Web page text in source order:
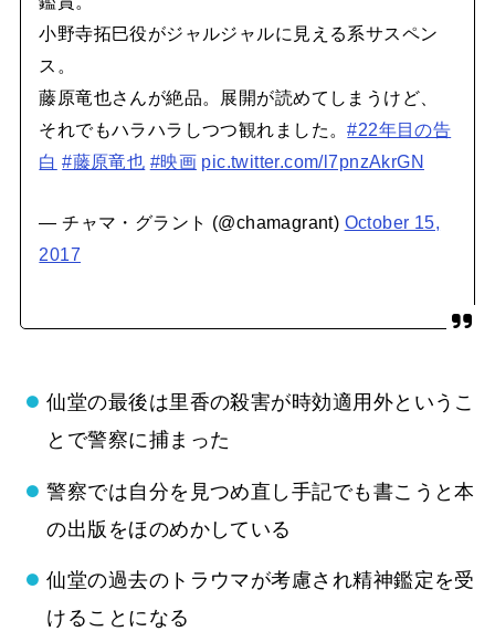
小野寺拓巳役がジャルジャルに見える系サスペン
ス。
藤原竜也さんが絶品。展開が読めてしまうけど、
それでもハラハラしつつ観れました。#22年目の告
白 #藤原竜也 #映画 pic.twitter.com/l7pnzAkrGN
— チャマ・グラント (@chamagrant) October 15,
2017
仙堂の最後は里香の殺害が時効適用外というこ
とで警察に捕まった
警察では自分を見つめ直し手記でも書こうと本
の出版をほのめかしている
仙堂の過去のトラウマが考慮され精神鑑定を受
けることになる